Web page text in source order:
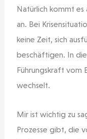
Natürlich kommt
an. Bei
keine Zeit, sich
beschäftigen. In
Führungskraft vom
wechselt.
Mir ist wichtig zu
Prozesse gibt, die